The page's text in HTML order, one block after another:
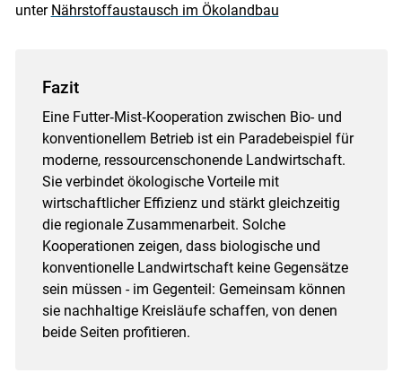
unter Nährstoffaustausch im Ökolandbau
Fazit
Eine Futter‑Mist‑Kooperation zwischen Bio- und
konventionellem Betrieb ist ein Paradebeispiel für
moderne, ressourcenschonende Landwirtschaft.
Sie verbindet ökologische Vorteile mit
wirtschaftlicher Effizienz und stärkt gleichzeitig
die regionale Zusammenarbeit. Solche
Kooperationen zeigen, dass biologische und
konventionelle Landwirtschaft keine Gegensätze
sein müssen - im Gegenteil: Gemeinsam können
sie nachhaltige Kreisläufe schaffen, von denen
beide Seiten profitieren.